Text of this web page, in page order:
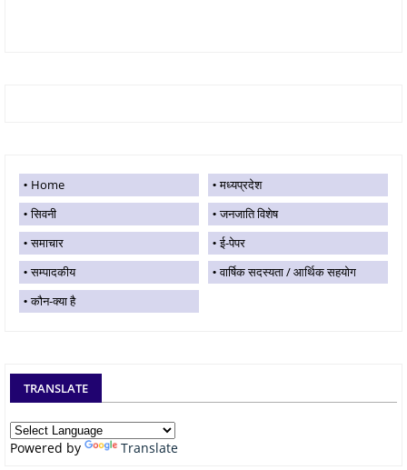
Home
मध्यप्रदेश
सिवनी
जनजाति विशेष
समाचार
ई-पेपर
सम्पादकीय
वार्षिक सदस्यता / आर्थिक सहयोग
कौन-क्या है
TRANSLATE
Powered by Translate